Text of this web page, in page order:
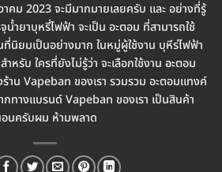
คม 2023 จะมีมากมายเลยครับ และ อย่างที่รู้
ำยาบุหรี่ไฟฟ้า จะเป็น อะตอม ที่สามารถใช้
ที่นิยมเป็นอย่างมาก ในหมู่ผู้ใช้งาน บุหีร่ไฟฟ้า
หรับ ใครที่ยังไม่รู้ว่า จะเลือกใช้งาน อะตอม
าน Vapeban ของเรา รวมรวม อะตอมแทงค์
กทางแบรนด์ Vapeban ของเรา เป็นสินค้า
นครับผม ห้ามพลาด